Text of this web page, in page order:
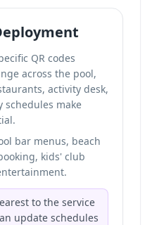
QR codes
across the pool,
activity desk,
schedules make
bar menus, beach
kids' club
to the service
update schedules